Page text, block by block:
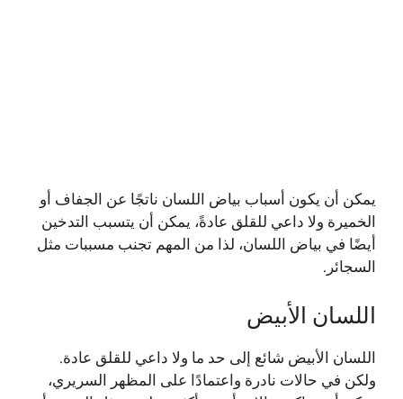
يمكن أن يكون أسباب بياض اللسان ناتجًا عن الجفاف أو
الخميرة ولا داعي للقلق عادةً، يمكن أن يتسبب التدخين
أيضًا في بياض اللسان، لذا من المهم تجنب مسببات مثل
السجائر.
اللسان الأبيض
اللسان الأبيض شائع إلى حد ما ولا داعي للقلق عادة.
ولكن في حالات نادرة واعتمادًا على المظهر السريري،